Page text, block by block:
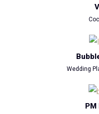
Wedding
PM